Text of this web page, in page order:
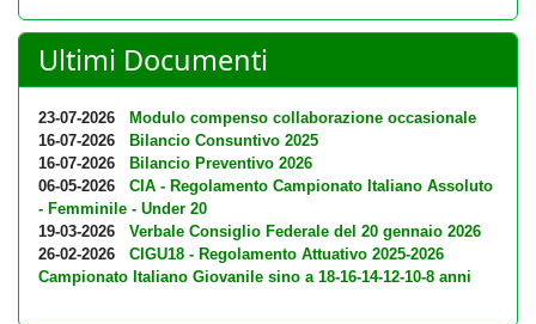
Ultimi Documenti
23-07-2026
Modulo compenso collaborazione occasionale
16-07-2026
Bilancio Consuntivo 2025
16-07-2026
Bilancio Preventivo 2026
06-05-2026
CIA - Regolamento Campionato Italiano Assoluto
- Femminile - Under 20
19-03-2026
Verbale Consiglio Federale del 20 gennaio 2026
26-02-2026
CIGU18 - Regolamento Attuativo 2025-2026
Campionato Italiano Giovanile sino a 18-16-14-12-10-8 anni